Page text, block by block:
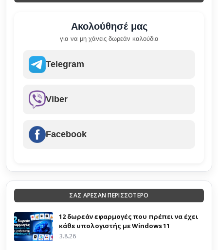
Ακολούθησέ μας
για να μη χάνεις δωρεάν καλούδια
Telegram
Viber
Facebook
ΣΑΣ ΑΡΕΣΑΝ ΠΕΡΙΣΣΟΤΕΡΟ
12 δωρεάν εφαρμογές που πρέπει να έχει
κάθε υπολογιστής με Windows 11
3.8.26